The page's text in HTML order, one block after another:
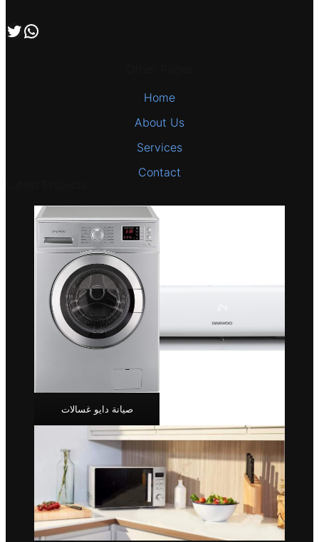
تابعنا علي صفحة التويتر اتصل بنا علي طريق الوتساب
Home
About Us
Services
Contact
صيانة دايو غسالات